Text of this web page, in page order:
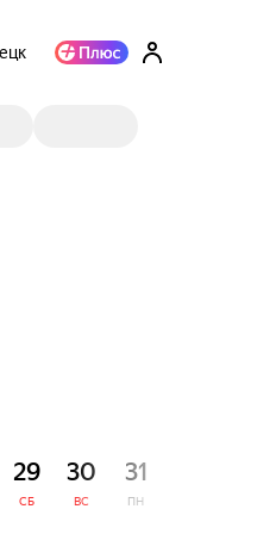
29
СБ
30
ВС
31
ПН